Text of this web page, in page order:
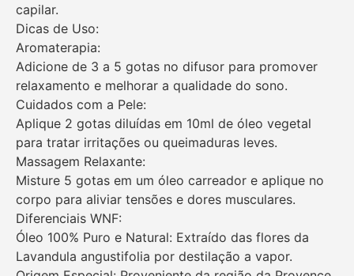
capilar.
Dicas de Uso:
Aromaterapia:
Adicione de 3 a 5 gotas no difusor para promover
relaxamento e melhorar a qualidade do sono.
Cuidados com a Pele:
Aplique 2 gotas diluídas em 10ml de óleo vegetal
para tratar irritações ou queimaduras leves.
Massagem Relaxante:
Misture 5 gotas em um óleo carreador e aplique no
corpo para aliviar tensões e dores musculares.
Diferenciais WNF:
Óleo 100% Puro e Natural: Extraído das flores da
Lavandula angustifolia por destilação a vapor.